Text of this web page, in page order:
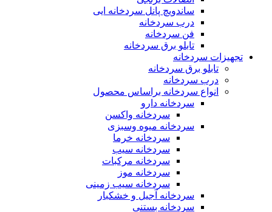
ساندویچ پانل سردخانه ایی
درب سردخانه
فن سردخانه
تابلو برق سردخانه
تجهیزات سردخانه
تابلو برق سردخانه
درب سردخانه
انواع سردخانه براساس محصول
سردخانه دارو
سردخانه واکسن
سردخانه میوه وسبزی
سردخانه خرما
سردخانه سیب
سردخانه مرکبات
سردخانه موز
سردخانه سیب زمینی
سردخانه آجیل و خشکبار
سردخانه بستنی